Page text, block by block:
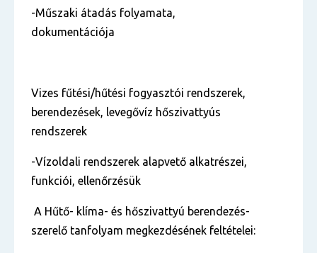
-Műszaki átadás folyamata,
dokumentációja
Vizes fűtési/hűtési fogyasztói rendszerek,
berendezések, levegővíz hőszivattyús
rendszerek
-Vízoldali rendszerek alapvető alkatrészei,
funkciói, ellenőrzésük
A Hűtő- klíma- és hőszivattyú berendezés-
szerelő tanfolyam megkezdésének feltételei: